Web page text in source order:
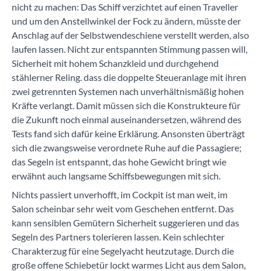
nicht zu machen: Das Schiff verzichtet auf einen Traveller
und um den Anstellwinkel der Fock zu ändern, müsste der
Anschlag auf der Selbstwendeschiene verstellt werden, also
laufen lassen. Nicht zur entspannten Stimmung passen will,
Sicherheit mit hohem Schanzkleid und durchgehend
stählerner Reling. dass die doppelte Steueranlage mit ihren
zwei getrennten Systemen nach unverhältnismäßig hohen
Kräfte verlangt. Damit müssen sich die Konstrukteure für
die Zukunft noch einmal auseinandersetzen, während des
Tests fand sich dafür keine Erklärung. Ansonsten überträgt
sich die zwangsweise verordnete Ruhe auf die Passagiere;
das Segeln ist entspannt, das hohe Gewicht bringt wie
erwähnt auch langsame Schiffsbewegungen mit sich.
Nichts passiert unverhofft, im Cockpit ist man weit, im
Salon scheinbar sehr weit vom Geschehen entfernt. Das
kann sensiblen Gemütern Sicherheit suggerieren und das
Segeln des Partners tolerieren lassen. Kein schlechter
Charakterzug für eine Segelyacht heutzutage. Durch die
große offene Schiebetür lockt warmes Licht aus dem Salon,